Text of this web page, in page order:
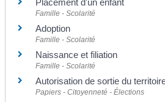
Famille - Scolarité
Adoption
Famille - Scolarité
Naissance et filiation
Famille - Scolarité
Autorisation de sortie du
Papiers - Citoyenneté - Élections